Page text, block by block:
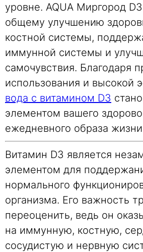
уровне. AQUA Миргород
общему улучшению
костной системы,
иммунной системы и
самочувствия. Благодаря
использования и высокой
вода с витамином D3
элементом вашего
ежедневного образа
Витамин D3 является
элементом для
нормального
организма. Его важность
переоценить, ведь он
на иммунную, костную,
сосудистую и нервную